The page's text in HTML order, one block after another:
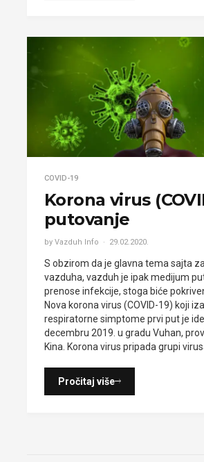
COVID-19
Korona virus
putovanje
by Vazduh Info 29.02.2020.
S obzirom da je glavna tema sajta
vazduha, vazduh je ipak medijum
prenose infekcije, stoga biće
Nova korona virus (COVID-19) koji
respiratorne simptome prvi put je
decembru 2019. u gradu Vuhan,
Kina. Korona virus pripada grupi
Pročitaj više